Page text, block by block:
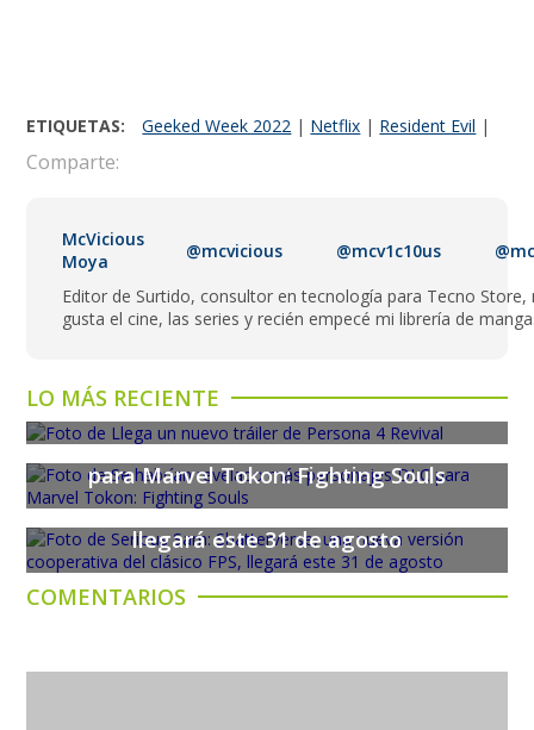
ETIQUETAS: Geeked Week 2022 | Netflix | Resident Evil |
Comparte:
McVicious
Moya
@mcvicious @mcv1c10us
Editor de Surtido, consultor en tecnología para Tecno Store,
gusta el cine, las series y recién empecé mi librería de
LO MÁS RECIENTE
Llega un nuevo tráiler de Persona 4
Se habrían revelado más personajes DLC
para Marvel Tokon: Fighting Souls
Serious Sam: Shatterverse, una nueva
versión cooperativa del clásico FPS,
llegará este 31 de agosto
COMENTARIOS